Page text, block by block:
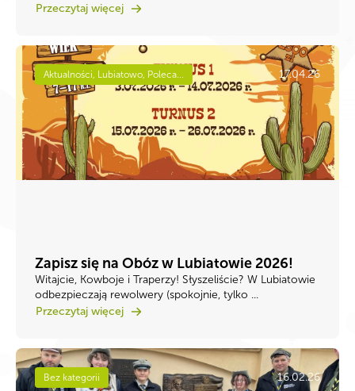
Przeczytaj więcej
Aktualności, Lubiatowo, Poleca... 17.04.26
Zapisz się na Obóz w Lubiatowie 2026!
Witajcie, Kowboje i Traperzy! ​Słyszeliście? W Lubiatowie
odbezpieczają rewolwery (spokojnie, tylko ...
Przeczytaj więcej
Bez kategorii 16.02.26